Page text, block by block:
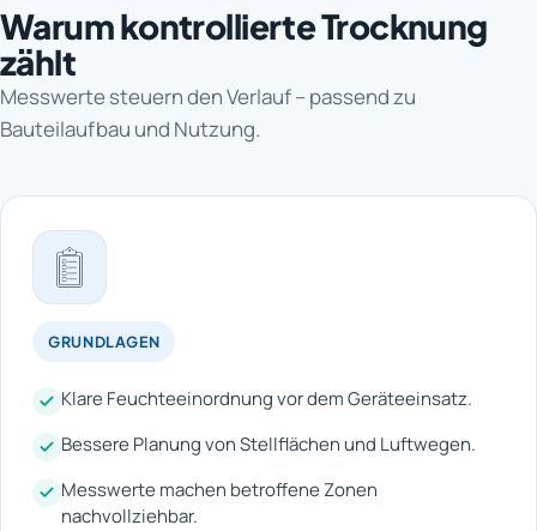
Warum kontrollierte Trocknung
zählt
Messwerte steuern den Verlauf – passend zu
Bauteilaufbau und Nutzung.
GRUNDLAGEN
Klare Feuchteeinordnung vor dem Geräteeinsatz.
Bessere Planung von Stellflächen und Luftwegen.
Messwerte machen betroffene Zonen
nachvollziehbar.